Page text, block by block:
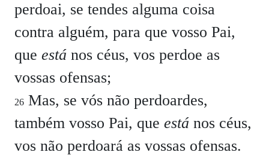
perdoai, se tendes alguma coisa
contra alguém, para que vosso Pai,
que está nos céus, vos perdoe as
vossas ofensas;
26 Mas, se vós não perdoardes,
também vosso Pai, que está nos céus,
vos não perdoará as vossas ofensas.